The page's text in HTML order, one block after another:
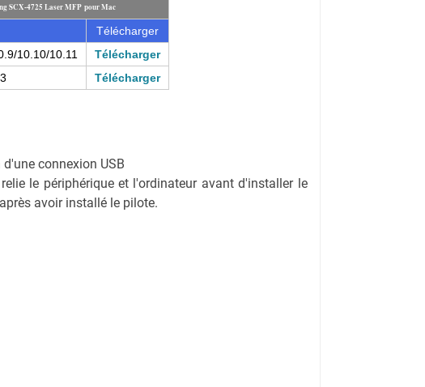
SCX-4725 Laser MFP pour Mac
Télécharger
10.10/10.11
Télécharger
Télécharger
connexion USB
le périphérique et l'ordinateur avant d'installer le
avoir installé le pilote.